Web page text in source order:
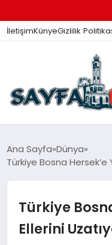
İletişimKünyeGizlilik
ANA SAYFA
İZMIR HABERLERI
Ana Sayfa Dünya
Türkiye Bosna Hersek’e
Türkiye
Ellerini